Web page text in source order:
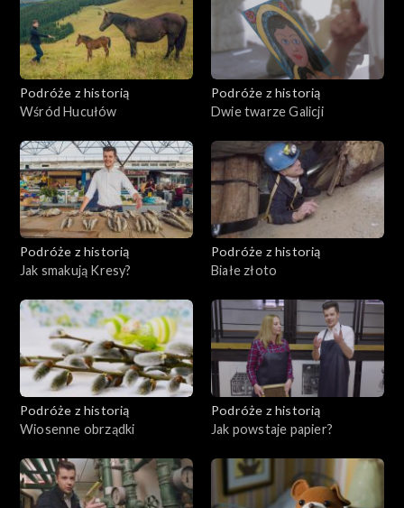
Podróże z historią
Wśród Hucułów
Podróże z historią
Dwie twarze Galicji
Podróże z historią
Jak smakują Kresy?
Podróże z historią
Białe złoto
Podróże z historią
Wiosenne obrządki
Podróże z historią
Jak powstaje papier?